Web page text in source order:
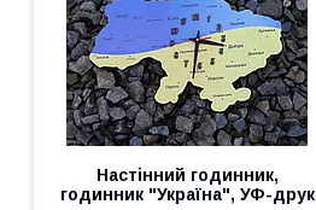
Настінний годинник,
годинник "Україна", УФ-друк